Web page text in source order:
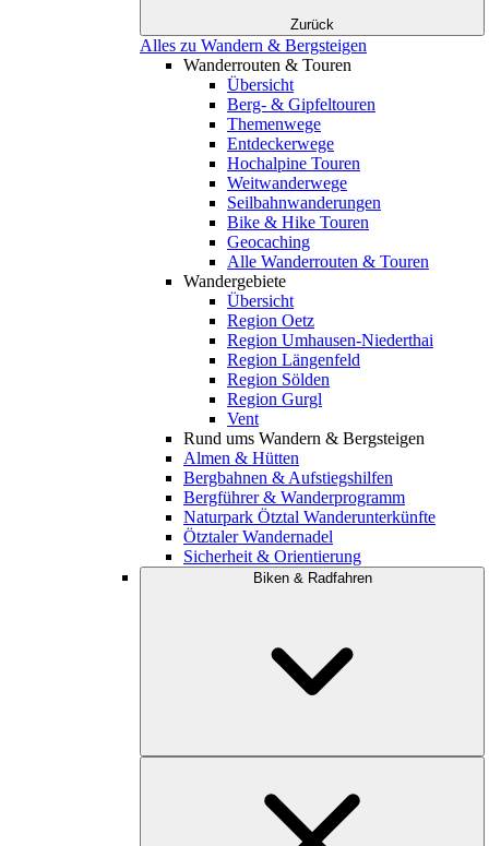
Zurück
Alles zu Wandern & Bergsteigen
Wanderrouten & Touren
Übersicht
Berg- & Gipfeltouren
Themenwege
Entdeckerwege
Hochalpine Touren
Weitwanderwege
Seilbahnwanderungen
Bike & Hike Touren
Geocaching
Alle Wanderrouten & Touren
Wandergebiete
Übersicht
Region Oetz
Region Umhausen-Niederthai
Region Längenfeld
Region Sölden
Region Gurgl
Vent
Rund ums Wandern & Bergsteigen
Almen & Hütten
Bergbahnen & Aufstiegshilfen
Bergführer & Wanderprogramm
Naturpark Ötztal Wanderunterkünfte
Ötztaler Wandernadel
Sicherheit & Orientierung
Biken & Radfahren